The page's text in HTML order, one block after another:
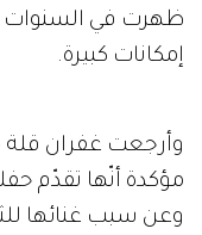
ظهرت في السنوات
إمكانات كبيرة.
وأرجعت غفران قلة
مؤكدة أنّها تقدّم
وعن سبب غنائها